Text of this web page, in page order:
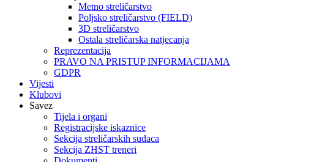
Metno streličarstvo
Poljsko streličarstvo (FIELD)
3D streličarstvo
Ostala streličarska natjecanja
Reprezentacija
PRAVO NA PRISTUP INFORMACIJAMA
GDPR
Vijesti
Klubovi
Savez
Tijela i organi
Registracijske iskaznice
Sekcija streličarskih sudaca
Sekcija ZHST treneri